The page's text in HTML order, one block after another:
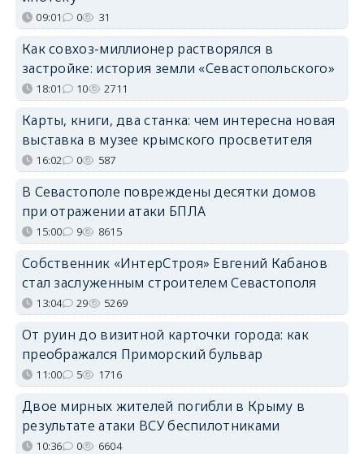
09:01 0 31
Как совхоз-миллионер растворялся в
застройке: история земли «Севастопольского»
18:01 10 2711
Карты, книги, два станка: чем интересна новая
выставка в музее крымского просветителя
16:02 0 587
В Севастополе повреждены десятки домов
при отражении атаки БПЛА
15:00 9 8615
Собственник «ИнтерСтроя» Евгений Кабанов
стал заслуженным строителем Севастополя
13:04 29 5269
От руин до визитной карточки города: как
преображался Приморский бульвар
11:00 5 1716
Двое мирных жителей погибли в Крыму в
результате атаки ВСУ беспилотниками
10:36 0 6604